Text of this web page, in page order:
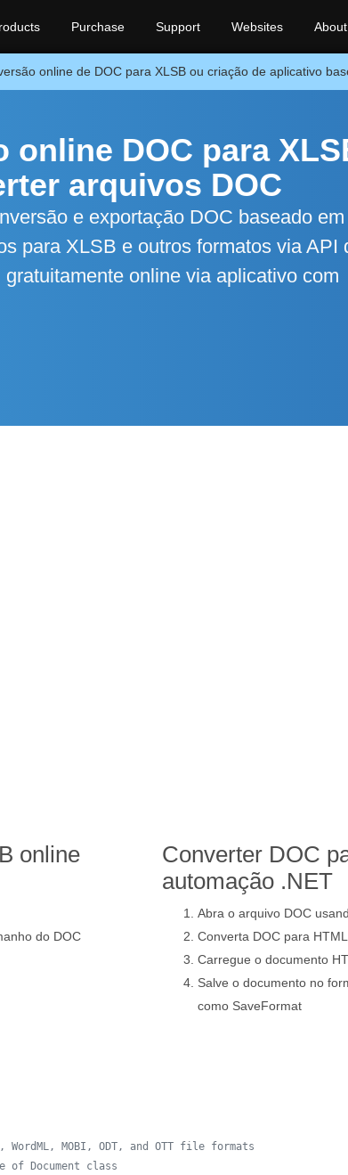
Purchase Support Websites About
online de DOC para XLSB ou criação de aplicativo
DOC para
arquivos DOC
e exportação DOC baseado em
para XLSB e outros formatos via API
online via aplicativo com
online
do DOC
Converter DOC
automação .NET
Abra o arquivo DOC
Converta DOC para
Carregue o documento
Salve o documento no
como SaveFormat
WordML, MOBI, ODT, and OTT file formats
Document class